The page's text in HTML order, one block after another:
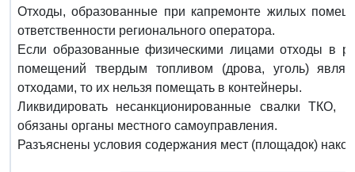
Отходы, образованные при капремонте жилых
ответственности регионального оператора.
Если образованные физическими лицами отходы в
помещений твердым топливом (дрова, уголь)
отходами, то их нельзя помещать в контейнеры.
Ликвидировать несанкционированные свалки ТКО,
обязаны органы местного самоуправления.
Разъяснены условия содержания мест (площадок)